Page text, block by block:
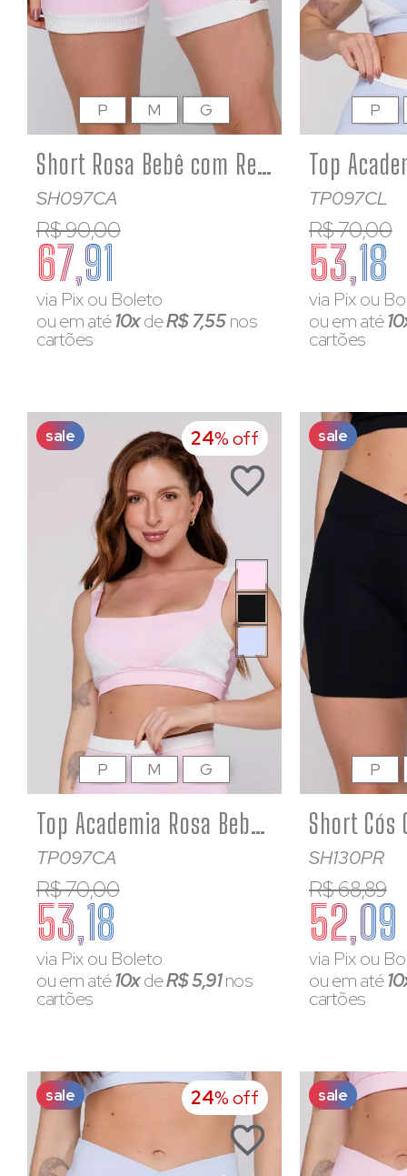
Short Rosa Bebê com Recorte Off White Fitness Poliamida
SH097CA
R$ 90,00
67,91
via Pix ou Boleto
ou em até10xdeR$ 7,55nos
cartões
P M G
TP097CL
R$ 70,00
53,18
via Pix ou
ou em até
cartões
P
sale 24% off
Top Academia Rosa Bebê Com Recorte Off White Alça Larga Feminino
TP097CA
R$ 70,00
53,18
via Pix ou Boleto
ou em até10xdeR$ 5,91nos
cartões
P M G
sale
SH130PR
R$ 68,89
52,09
via Pix ou
ou em até
cartões
P
sale 24% off sale